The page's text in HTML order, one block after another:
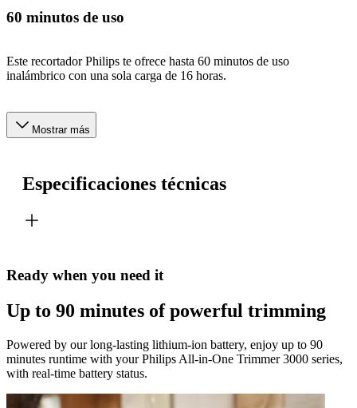
60 minutos de uso
Este recortador Philips te ofrece hasta 60 minutos de uso
inalámbrico con una sola carga de 16 horas.
Mostrar más
Especificaciones técnicas
Ready when you need it
Up to 90 minutes of powerful trimming
Powered by our long-lasting lithium-ion battery, enjoy up to 90
minutes runtime with your Philips All-in-One Trimmer 3000 series,
with real-time battery status.